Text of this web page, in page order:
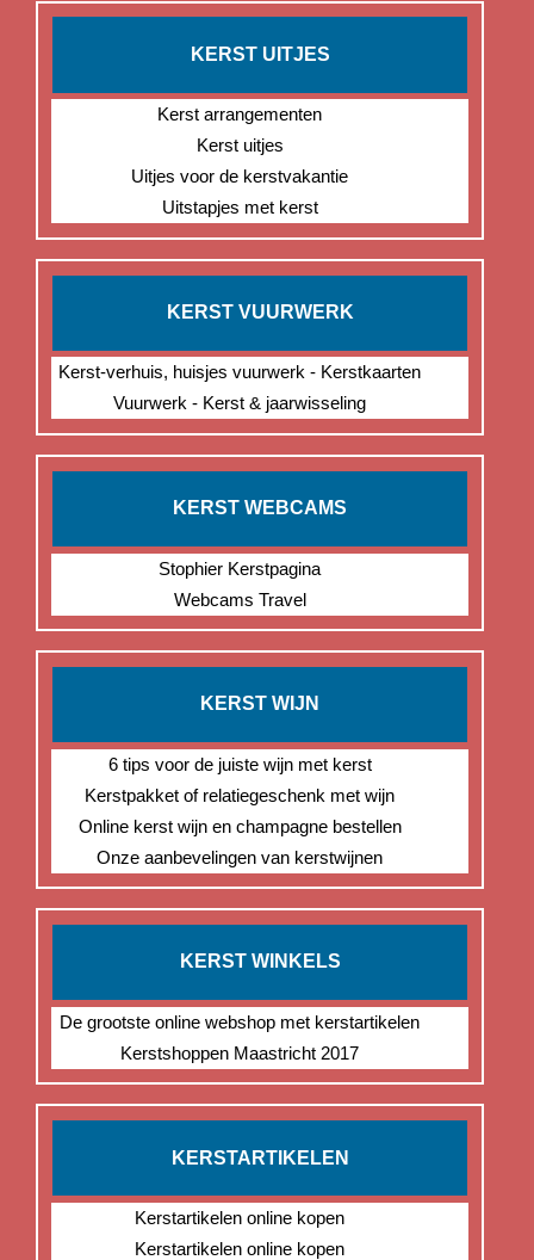
KERST UITJES
Kerst arrangementen
Kerst uitjes
Uitjes voor de kerstvakantie
Uitstapjes met kerst
KERST VUURWERK
Kerst-verhuis, huisjes vuurwerk - Kerstkaarten
Vuurwerk - Kerst & jaarwisseling
KERST WEBCAMS
Stophier Kerstpagina
Webcams Travel
KERST WIJN
6 tips voor de juiste wijn met kerst
Kerstpakket of relatiegeschenk met wijn
Online kerst wijn en champagne bestellen
Onze aanbevelingen van kerstwijnen
KERST WINKELS
De grootste online webshop met kerstartikelen
Kerstshoppen Maastricht 2017
KERSTARTIKELEN
Kerstartikelen online kopen
Kerstartikelen online kopen